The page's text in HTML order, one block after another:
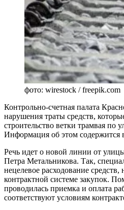
фото: wirestock / freepik.com
Контрольно-счетная палата
нарушения траты средств,
строительство ветки трамвая по
Информация об этом содержится
Речь идет о новой линии от
Петра Метальникова. Так,
нецелевое расходование
контрактной системе закупок.
проводилась приемка и оплата
соответствуют условиям